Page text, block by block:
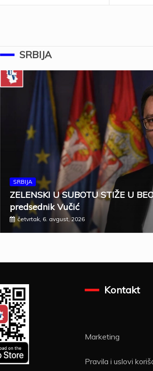
SRBIJA
SRBIJA
ZELENSKI U SUBOTU STIŽE U
predsednik Vučić
četvrtak, 6. avgust, 2026
Kontakt
Marketing
Pravila i uslovi